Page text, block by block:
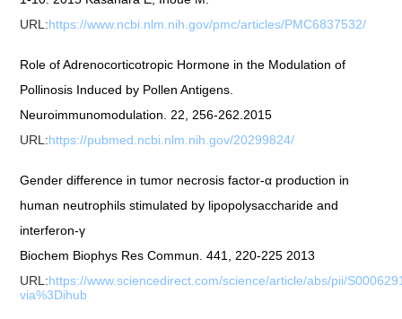
URL:https://www.ncbi.nlm.nih.gov/pmc/articles/PMC6837532/
Role of Adrenocorticotropic Hormone in the Modulation of
Pollinosis Induced by Pollen Antigens.
Neuroimmunomodulation. 22, 256-262.2015
URL:https://pubmed.ncbi.nlm.nih.gov/20299824/
Gender difference in tumor necrosis factor-α production in
human neutrophils stimulated by lipopolysaccharide and
interferon-γ
Biochem Biophys Res Commun. 441, 220-225 2013
URL:https://www.sciencedirect.com/science/article/abs/pii/
via%3Dihub